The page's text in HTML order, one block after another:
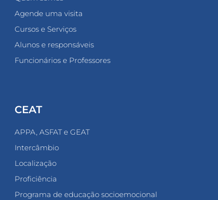
Agende uma visita
Cursos e Serviços
Alunos e responsáveis
Funcionários e Professores
CEAT
APPA, ASFAT e GEAT
Intercâmbio
Localização
Proficiência
Programa de educação socioemocional